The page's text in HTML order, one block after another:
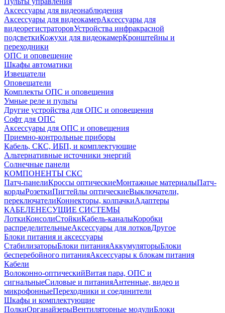
Аксессуары для видеонаблюдения
Аксессуары для видеокамерАксессуары для
видеорегистраторовУстройства инфракрасной
подсветкиКожухи для видеокамерКронштейны и
переходники
ОПС и оповещение
Шкафы автоматики
Извещатели
Оповещатели
Комплекты ОПС и оповещения
Умные реле и пульты
Другие устройства для ОПС и оповещения
Софт для ОПС
Аксессуары для ОПС и оповещения
Приемно-контрольные приборы
Кабель, СКС, ИБП, и комплектующие
Альтернативные источники энергий
Солнечные панели
КОМПОНЕНТЫ СКС
Патч-панелиКроссы оптическиеМонтажные материалыПатч-
кордыРозеткиПигтейлы оптическиеВыключатели,
переключателиКоннекторы, колпачкиАдаптеры
КАБЕЛЕНЕСУЩИЕ СИСТЕМЫ
ЛоткиКонсолиСтойкиКабель-каналыКоробки
распределительныеАксессуары для лотковДругое
Блоки питания и аксессуары
СтабилизаторыБлоки питанияАккумуляторыБлоки
бесперебойного питанияАксессуары к блокам питания
Кабели
Волоконно-оптическийВитая пара, ОПС и
сигнальныеСиловые и питанияАнтенные, видео и
микрофонныеПереходники и соединители
Шкафы и комплектующие
ПолкиОрганайзерыВентиляторные модулиБлоки